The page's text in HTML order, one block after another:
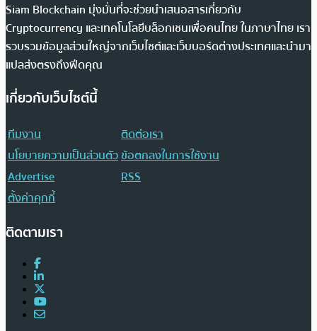
Siam Blockchain มุ่งมั่นที่จะช่วยนำเสนอสารเกี่ยวกับ
Cryptocurrency และเทคโนโลยีบล็อกเชนเพื่อคนไทย ในภาษาไทย เรา
รวบรวมข้อมูลส่วนใหญ่จากเว็บไซต์และเว็บบอร์ดต่างประเทศและนำมา
แปลส่งตรงถึงฟีดคุณ
เกี่ยวกับเว็บไซต์นี้
ทีมงาน
ติดต่อเรา
นโยบายความเป็นส่วนตัวข้อตกลงในการใช้งาน
Advertise
RSS
ตั้งค่าคุกกี้
ติดตามเรา